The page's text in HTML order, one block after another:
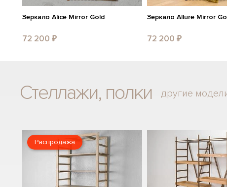
Зеркало Alice Mirror Gold
72 200 ₽
Зеркало Allure Mirror
72 200 ₽
Стеллажи, полки другие
Распродажа